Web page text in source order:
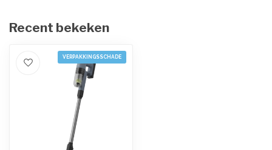
Recent bekeken
VERPAKKINGSSCHADE